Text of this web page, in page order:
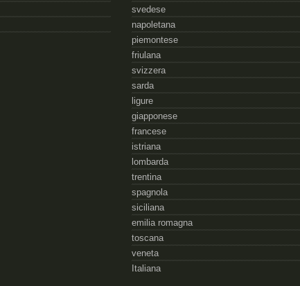
svedese
napoletana
piemontese
friulana
svizzera
sarda
ligure
giapponese
francese
istriana
lombarda
trentina
spagnola
siciliana
emilia romagna
toscana
veneta
Italiana